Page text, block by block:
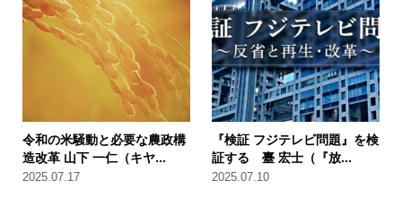
令和の米騒動と必要な農政構
造改革 山下 一仁（キヤ...
2025.07.17
『検証 フジテレビ問題』を検
証する 臺 宏士（『放...
2025.07.10